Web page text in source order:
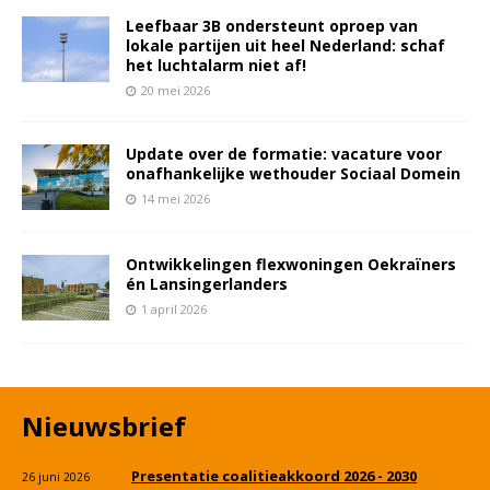
Leefbaar 3B ondersteunt oproep van
lokale partijen uit heel Nederland: schaf
het luchtalarm niet af!
20 mei 2026
Update over de formatie: vacature voor
onafhankelijke wethouder Sociaal Domein
14 mei 2026
Ontwikkelingen flexwoningen Oekraïners
én Lansingerlanders
1 april 2026
Nieuwsbrief
26 juni 2026 Presentatie coalitieakkoord 2026 - 2030